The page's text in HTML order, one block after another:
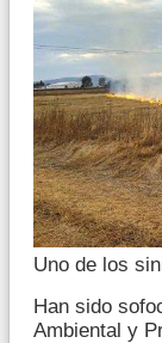
Uno de los
Han sido
Ambiental y